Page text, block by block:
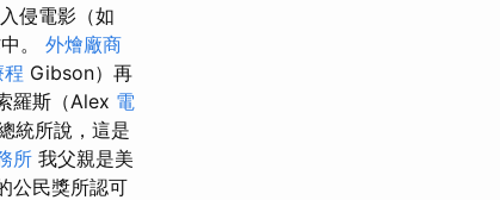
侵電影（如
。 外燴廠商
Gibson）再
羅斯（Alex 電
統所說，這是
所 我父親是美
公民獎所認可